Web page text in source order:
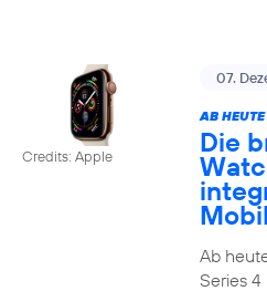
Credits: Apple
07.
AB HEUTE
Die
Ab
Series